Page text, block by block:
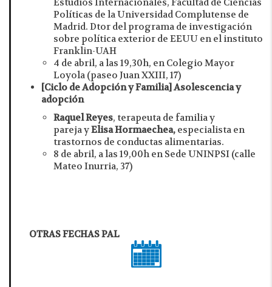
Estudios Internacionales, Facultad de Ciencias
Políticas de la Universidad Complutense de
Madrid. Dtor del programa de investigación
sobre política exterior de EEUU en el instituto
Franklin-UAH
4 de abril, a las 19,30h, en Colegio Mayor
Loyola (paseo Juan XXIII, 17)
[Ciclo de Adopción y Familia] Asolescencia y
adopción
Raquel Reyes, terapeuta de familia y
parejayElisa Hormaechea, especialista en
trastornos de conductas alimentarias.
8 de abril, a las 19,00h en Sede UNINPSI (calle
Mateo Inurria, 37)
OTRAS FECHAS PAL